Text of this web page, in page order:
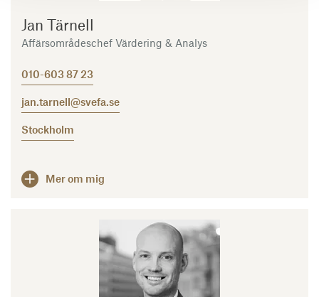
Jan Tärnell
Affärsområdeschef Värdering & Analys
010-603 87 23
jan.tarnell@svefa.se
Stockholm
Mer om mig